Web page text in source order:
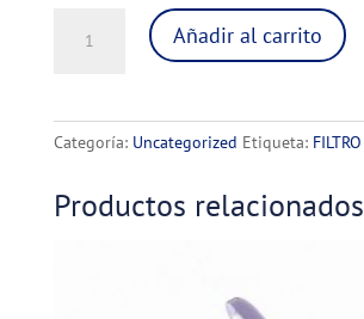
PARA
Añadir al carrito
Categoría: Uncategorized Etiqueta: FILTRO
Productos relacionados